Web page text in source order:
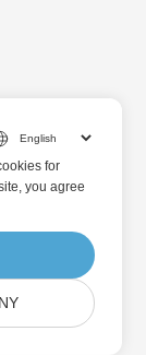
for
you agree